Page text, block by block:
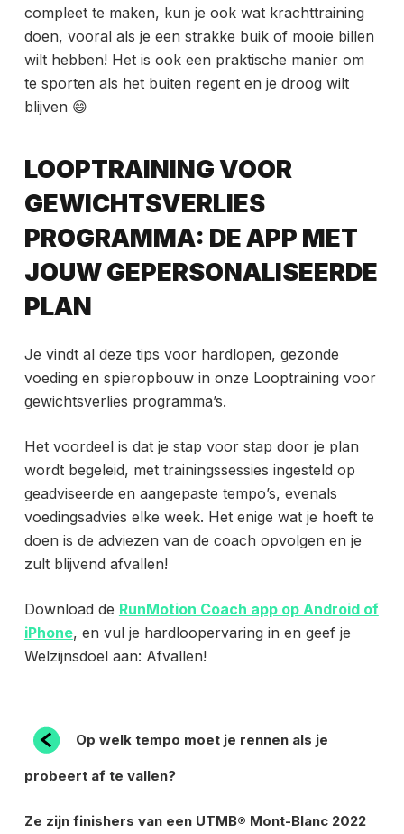
compleet te maken, kun je ook wat krachttraining
doen, vooral als je een strakke buik of mooie billen
wilt hebben! Het is ook een praktische manier om
te sporten als het buiten regent en je droog wilt
blijven 😄
LOOPTRAINING VOOR
GEWICHTSVERLIES
PROGRAMMA: DE APP MET
JOUW GEPERSONALISEERDE
PLAN
Je vindt al deze tips voor hardlopen, gezonde
voeding en spieropbouw in onze Looptraining voor
gewichtsverlies programma’s.
Het voordeel is dat je stap voor stap door je plan
wordt begeleid, met trainingssessies ingesteld op
geadviseerde en aangepaste tempo’s, evenals
voedingsadvies elke week. Het enige wat je hoeft te
doen is de adviezen van de coach opvolgen en je
zult blijvend afvallen!
Download de RunMotion Coach app op Android of
iPhone, en vul je hardloopervaring in en geef je
Welzijnsdoel aan: Afvallen!
BERICHT
NAVIGATIE
Vorig
bericht
Op welk tempo moet je rennen als je
probeert af te vallen?
Volgend
Ze zijn finishers van een UTMB® Mont-Blanc 2022